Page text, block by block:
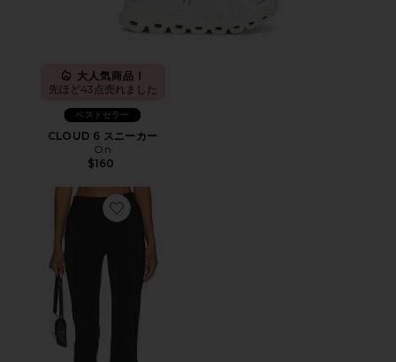
大人気商品！
先ほど43点売れました
ベストセラー
CLOUD 6 スニーカー
On
$160
Favorite カプリパンツ